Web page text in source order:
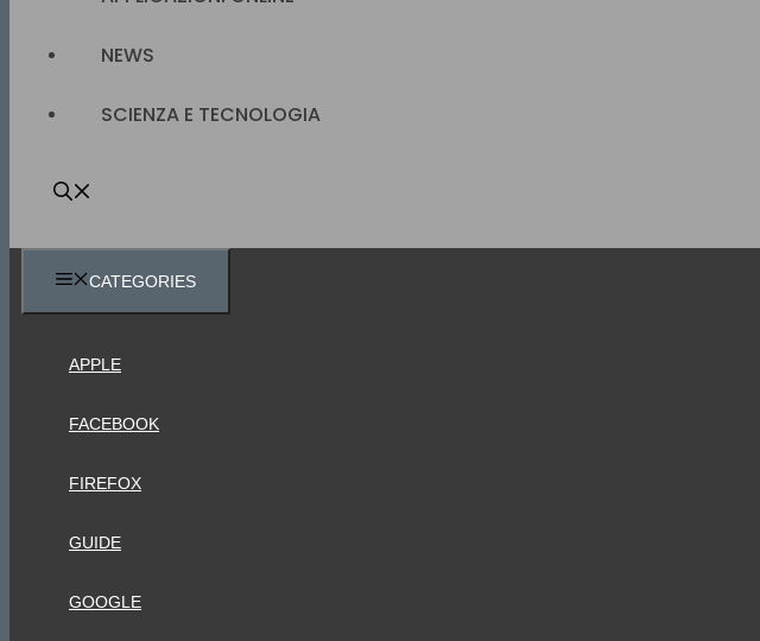
NEWS
SCIENZA E TECNOLOGIA
CATEGORIES
APPLE
FACEBOOK
FIREFOX
GUIDE
GOOGLE